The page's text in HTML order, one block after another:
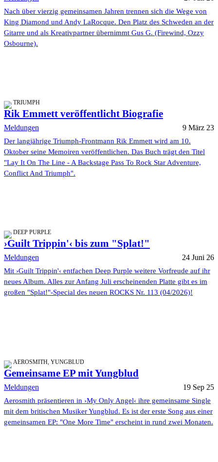
Nach über vierzig gemeinsamen Jahren trennen sich die Wege von
King Diamond und Andy LaRocque. Den Platz des Schweden an der
Gitarre und als Kreativpartner übernimmt Gus G. (Firewind, Ozzy
Osbourne).
TRIUMPH
Rik Emmett veröffentlicht Biografie
Meldungen 9 März 23
Der langjährige Triumph-Frontmann Rik Emmett wird am 10.
Oktober seine Memoiren veröffentlichen. Das Buch trägt den Titel
"Lay It On The Line - A Backstage Pass To Rock Star Adventure,
Conflict And Triumph".
DEEP PURPLE
›Guilt Trippin'‹ bis zum "Splat!"
Meldungen 24 Juni 26
Mit ›Guilt Trippin'‹ entfachen Deep Purple weitere Vorfreude auf ihr
neues Album. Alles zur Anfang Juli erscheinenden Platte gibt es im
großen "Splat!"-Special des neuen ROCKS Nr. 113 (04/2026)!
AEROSMITH, YUNGBLUD
Gemeinsame EP mit Yungblud
Meldungen 19 Sep 25
Aerosmith präsentieren in ›My Only Angel‹ ihre gemeinsame Single
mit dem britischen Musiker Yungblud. Es ist der erste Song aus einer
gemeinsamen EP: "One More Time" erscheint in rund zwei Monaten.